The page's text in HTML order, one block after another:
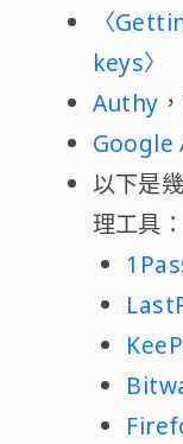
〈
keys〉
Authy
以下是
理工具：